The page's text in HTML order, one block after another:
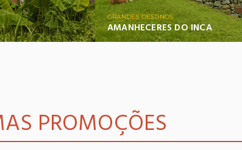
GRANDES DESTINOS
AMANHECERES DO INCA
PROMOÇÕES